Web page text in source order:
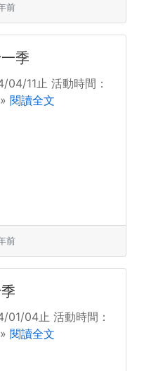
前
季
11止 活動時間：
閱讀全文
前
04止 活動時間：
閱讀全文